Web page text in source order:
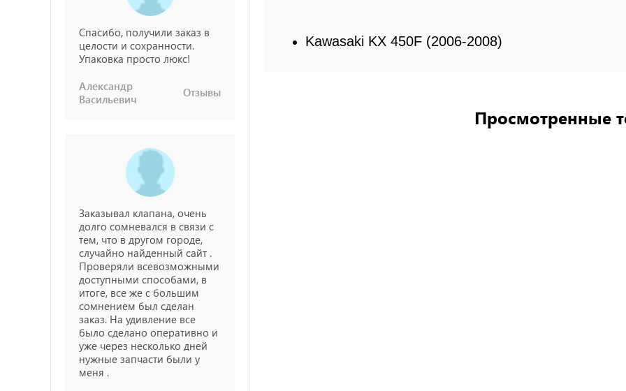
Спасибо, получили заказ в
целости и сохранности.
Упаковка просто люкс!
Александр
Васильевич
Отзывы
Заказывал клапана, очень
долго сомневался в связи с
тем, что в другом городе,
случайно найденный сайт .
Проверяли всевозможными
доступными способами, в
итоге, все же с большим
сомнением был сделан
заказ. На удивление все
было сделано оперативно и
уже через несколько дней
нужные запчасти были у
меня .
Kawasaki KX 450F (2006-2008)
Просмотренные